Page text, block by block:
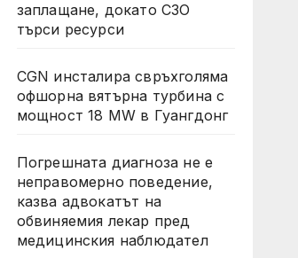
заплащане, докато СЗО
търси ресурси
CGN инсталира свръхголяма
офшорна вятърна турбина с
мощност 18 MW в Гуангдонг
Погрешната диагноза не е
неправомерно поведение,
казва адвокатът на
обвиняемия лекар пред
медицинския наблюдател